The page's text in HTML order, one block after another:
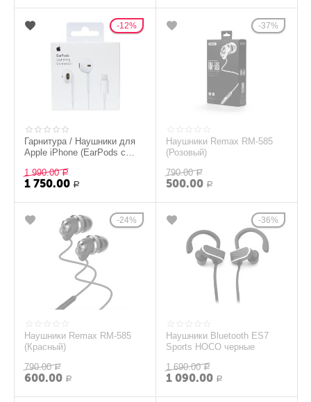
12%
Гарнитура / Наушники для
Apple iPhone (EarPods с
1 990.00 Р
1 750.00 Р
37%
Наушники Remax RM-585
(Розовый)
790.00 Р
500.00 Р
24%
Наушники Remax RM-585
(Красный)
790.00 Р
600.00 Р
36%
Наушники Bluetooth ES7
Sports HOCO черные
1 690.00 Р
1 090.00 Р